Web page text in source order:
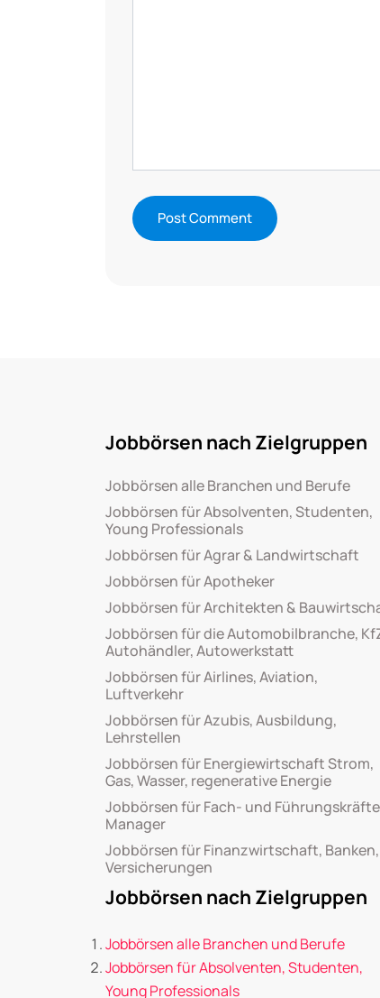
Jobbörsen nach Zielgruppen
Jobbörsen alle Branchen und Berufe
Jobbörsen für Absolventen, Studenten,
Young Professionals
Jobbörsen für Agrar & Landwirtschaft
Jobbörsen für Apotheker
Jobbörsen für Architekten &
Jobbörsen für die Automobilbranche,
Autohändler, Autowerkstatt
Jobbörsen für Airlines, Aviation,
Luftverkehr
Jobbörsen für Azubis, Ausbildung,
Lehrstellen
Jobbörsen für Energiewirtschaft Strom,
Gas, Wasser, regenerative Energie
Jobbörsen für Fach- und
Manager
Jobbörsen für Finanzwirtschaft, Banken,
Versicherungen
Jobbörsen nach Zielgruppen
Jobbörsen alle Branchen und Berufe
Jobbörsen für Absolventen, Studenten,
Young Professionals